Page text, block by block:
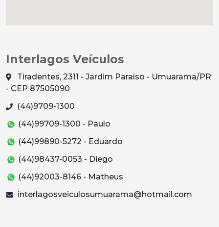
Interlagos Veículos
Tiradentes, 2311 - Jardim Paraíso - Umuarama/PR
- CEP 87505090
(44)9709-1300
(44)99709-1300 - Paulo
(44)99890-5272 - Eduardo
(44)98437-0053 - Diego
(44)92003-8146 - Matheus
interlagosveiculosumuarama@hotmail.com